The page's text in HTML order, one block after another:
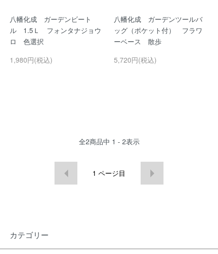
八幡化成 ガーデンビート
ル 1.5Ｌ フォンタナジョウ
ロ 色選択
1,980円(税込)
八幡化成 ガーデンツールバ
ッグ（ポケット付） フラワ
ーベース 散歩
5,720円(税込)
全2商品中 1 - 2表示
1 ページ目
カテゴリー